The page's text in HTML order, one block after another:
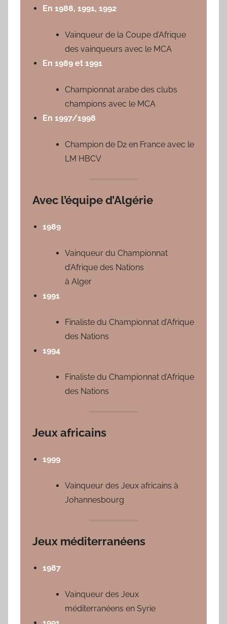
En 1988, 1991, 1992
Vainqueur de la Coupe d’Afrique
des vainqueurs avec le MCA
En 1989 et 1991
Championnat arabe des clubs
champions avec le MCA
En 1997/1998
Champion de D2 en France avec le
LM HBCV
Avec l’équipe d’Algérie
1989
Vainqueur du Championnat
d’Afrique des Nations
à Alger
1991
Finaliste du Championnat d’Afrique
des Nations
1994
Finaliste du Championnat d’Afrique
des Nations
Jeux africains
1999
Vainqueur des Jeux africains à
Johannesbourg
Jeux méditerranéens
1987
Vainqueur des Jeux
méditerranéens en Syrie